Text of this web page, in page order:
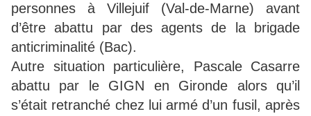
personnes à Villejuif (Val-de-Marne) avant
d’être abattu par des agents de la brigade
anticriminalité (Bac).
Autre situation particulière, Pascale Casarre
abattu par le GIGN en Gironde alors qu’il
s’était retranché chez lui armé d’un fusil, après